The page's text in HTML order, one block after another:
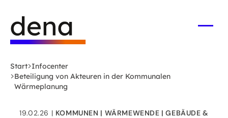
Hauptinhalt
springen
Deutsche
Energie-
Agentur
-
zur
Start Infocenter
Beteiligung von Akteuren in der Kommunalen
Wärmeplanung
19.02.26 KOMMUNEN WÄRMEWENDE
GEBÄUDE &